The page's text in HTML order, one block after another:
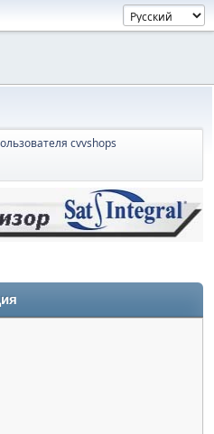
cvvshops